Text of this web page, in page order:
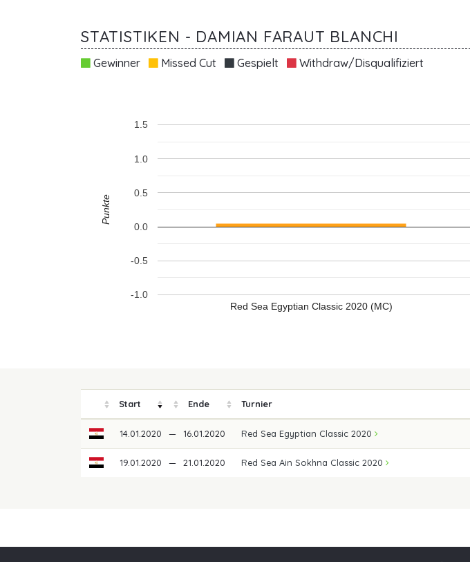
STATISTIKEN - DAMIAN FARAUT BLANCHI
Gewinner Missed Cut Gespielt Withdraw/Disqualifiziert
Red Sea Egyptian Classic 2020 (MC)
-1.0
-0.5
0.0
0.5
1.0
1.5
Punkte
Start Ende Turnier
14.01.2020 — 16.01.2020 Red Sea Egyptian Classic 2020
19.01.2020 — 21.01.2020 Red Sea Ain Sokhna Classic 2020